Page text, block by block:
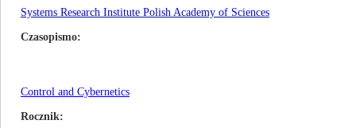
Systems Research Institute Polish Academy of Sciences
Czasopismo
Control and Cybernetics
Rocznik